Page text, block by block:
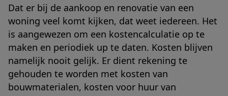
Dat er bij de aankoop en renovatie van een
woning veel komt kijken, dat weet iedereen. Het
is aangewezen om een kostencalculatie op te
maken en periodiek up te daten. Kosten blijven
namelijk nooit gelijk. Er dient rekening te
gehouden te worden met kosten van
bouwmaterialen, kosten voor huur van